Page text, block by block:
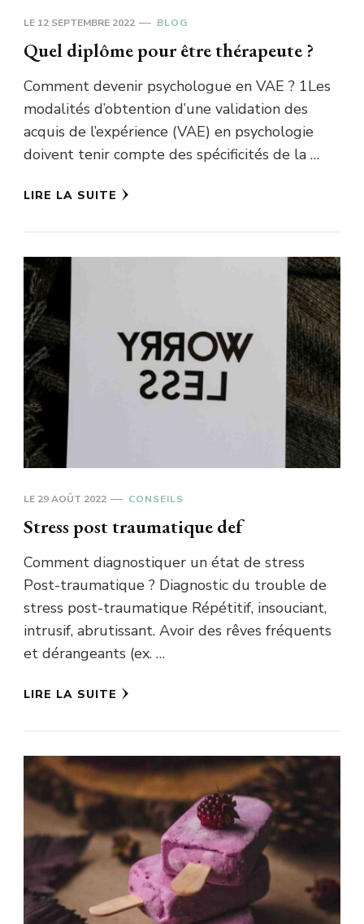
LE 12 SEPTEMBRE 2022 BLOG
Quel diplôme pour être thérapeute ?
Comment devenir psychologue en VAE ? 1Les
modalités d’obtention d’une validation des
acquis de l’expérience (VAE) en psychologie
doivent tenir compte des spécificités de la …
LIRE LA SUITE
LE 29 AOÛT 2022 CONSEILS
Stress post traumatique def
Comment diagnostiquer un état de stress
Post-traumatique ? Diagnostic du trouble de
stress post-traumatique Répétitif, insouciant,
intrusif, abrutissant. Avoir des rêves fréquents
et dérangeants (ex. …
LIRE LA SUITE